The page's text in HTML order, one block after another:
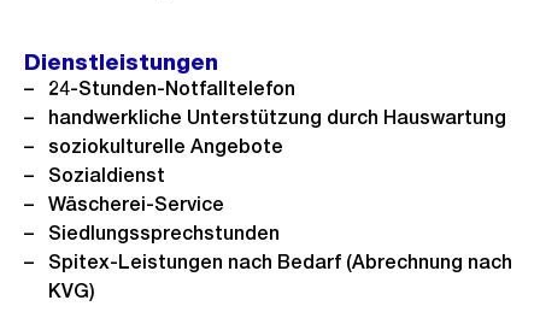
Dienstleistungen
24-Stunden-Notfalltelefon
handwerkliche Unterstützung durch Hauswartung
soziokulturelle Angebote
Sozialdienst
Wäscherei-Service
Siedlungssprechstunden
Spitex-Leistungen nach Bedarf (Abrechnung nach
KVG)